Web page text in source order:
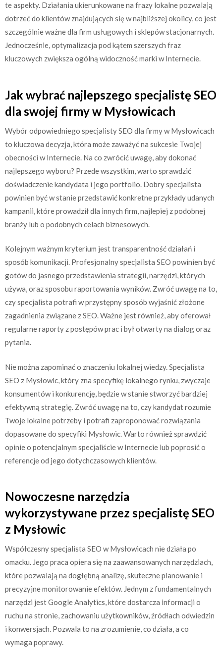
te aspekty. Działania ukierunkowane na frazy lokalne pozwalają
dotrzeć do klientów znajdujących się w najbliższej okolicy, co jest
szczególnie ważne dla firm usługowych i sklepów stacjonarnych.
Jednocześnie, optymalizacja pod kątem szerszych fraz
kluczowych zwiększa ogólną widoczność marki w Internecie.
Jak wybrać najlepszego specjalistę SEO
dla swojej firmy w Mysłowicach
Wybór odpowiedniego specjalisty SEO dla firmy w Mysłowicach
to kluczowa decyzja, która może zaważyć na sukcesie Twojej
obecności w Internecie. Na co zwrócić uwagę, aby dokonać
najlepszego wyboru? Przede wszystkim, warto sprawdzić
doświadczenie kandydata i jego portfolio. Dobry specjalista
powinien być w stanie przedstawić konkretne przykłady udanych
kampanii, które prowadził dla innych firm, najlepiej z podobnej
branży lub o podobnych celach biznesowych.
Kolejnym ważnym kryterium jest transparentność działań i
sposób komunikacji. Profesjonalny specjalista SEO powinien być
gotów do jasnego przedstawienia strategii, narzędzi, których
używa, oraz sposobu raportowania wyników. Zwróć uwagę na to,
czy specjalista potrafi w przystępny sposób wyjaśnić złożone
zagadnienia związane z SEO. Ważne jest również, aby oferował
regularne raporty z postępów prac i był otwarty na dialog oraz
pytania.
Nie można zapominać o znaczeniu lokalnej wiedzy. Specjalista
SEO z Mysłowic, który zna specyfikę lokalnego rynku, zwyczaje
konsumentów i konkurencję, będzie w stanie stworzyć bardziej
efektywną strategię. Zwróć uwagę na to, czy kandydat rozumie
Twoje lokalne potrzeby i potrafi zaproponować rozwiązania
dopasowane do specyfiki Mysłowic. Warto również sprawdzić
opinie o potencjalnym specjaliście w Internecie lub poprosić o
referencje od jego dotychczasowych klientów.
Nowoczesne narzędzia
wykorzystywane przez specjalistę SEO
z Mysłowic
Współczesny specjalista SEO w Mysłowicach nie działa po
omacku. Jego praca opiera się na zaawansowanych narzędziach,
które pozwalają na dogłębną analizę, skuteczne planowanie i
precyzyjne monitorowanie efektów. Jednym z fundamentalnych
narzędzi jest Google Analytics, które dostarcza informacji o
ruchu na stronie, zachowaniu użytkowników, źródłach odwiedzin
i konwersjach. Pozwala to na zrozumienie, co działa, a co
wymaga poprawy.